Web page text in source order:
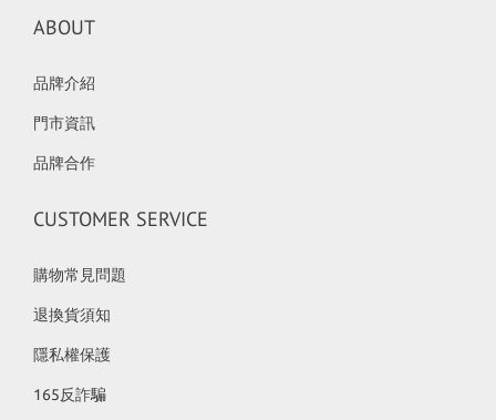
ABOUT
品牌介紹
門市資訊
品牌合作
CUSTOMER SERVICE
購物常見問題
退換貨須知
隱私權保護
165反詐騙